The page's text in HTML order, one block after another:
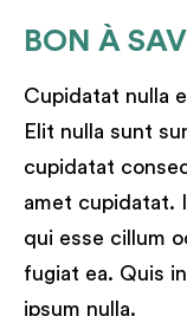
BON À
Cupidatat nulla
Elit nulla sunt
cupidatat
amet cupidatat.
qui esse cillum
fugiat ea. Quis
ipsum nulla.